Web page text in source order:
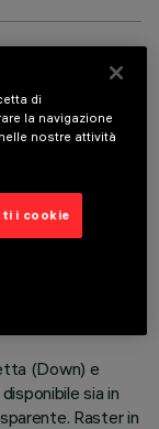
(Down) e
sia in
Raster in
di
la navigazione
nostre attività
i cookie